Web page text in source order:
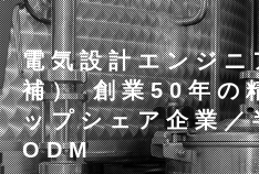
電気設計エンジ
補） 創業50年の
ップシェア企業
ODM